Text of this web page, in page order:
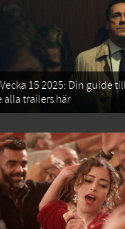
15 2025: Din guide
alla trailers här